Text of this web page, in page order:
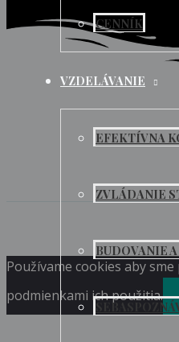
CENNÍK
VZDELÁVANIE
EFEKTÍVNA
ZVLÁDANIE
BUDOVANIE
Používame cookies aby
podmienkami ich použitia.